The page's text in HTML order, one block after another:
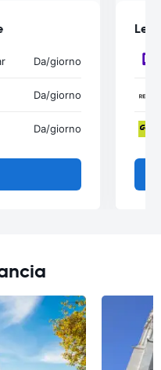
Da/giorno
Da/giorno
Da/giorno
Le